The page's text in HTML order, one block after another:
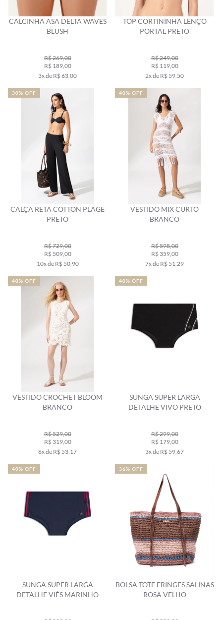
CALCINHA ASA DELTA WAVES
BLUSH
R$ 269,00
R$ 189,00
3x de R$ 63,00
TOP CORTININHA LENÇO
PORTAL PRETO
R$ 249,00
R$ 119,00
2x de R$ 59,50
CALÇA RETA COTTON PLAGE
PRETO
R$ 729,00
R$ 509,00
10x de R$ 50,90
30% OFF
VESTIDO MIX CURTO
BRANCO
R$ 598,00
R$ 359,00
7x de R$ 51,29
40% OFF
VESTIDO CROCHET BLOOM
BRANCO
R$ 529,00
R$ 319,00
6x de R$ 53,17
40% OFF
SUNGA SUPER LARGA
DETALHE VIVO PRETO
R$ 299,00
R$ 179,00
3x de R$ 59,67
40% OFF
SUNGA SUPER LARGA
DETALHE VIÉS MARINHO
40% OFF
BOLSA TOTE FRINGES SALINAS
ROSA VELHO
36% OFF